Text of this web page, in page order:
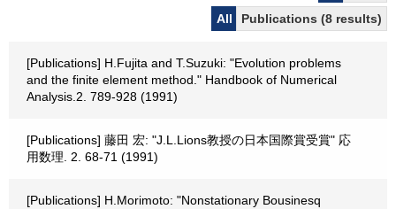
All
Publications (8 results)
[Publications] H.Fujita and T.Suzuki: "Evolution problems
and the finite element method." Handbook of Numerical
Analysis.2. 789-928 (1991)
[Publications] 藤田 宏: "J.L.Lions教授の日本国際賞受賞" 応
用数理. 2. 68-71 (1991)
[Publications] H.Morimoto: "Nonstationary Bousinesq